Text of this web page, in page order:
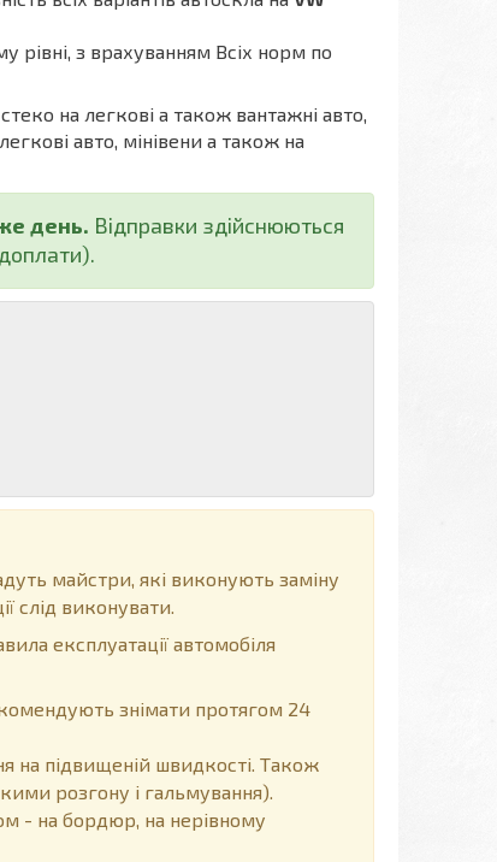
рівні, з врахуванням Всіх норм по
на легкові а також вантажні авто,
авто, мінівени а також на
день. Відправки здійснюються
майстри, які виконують заміну
слід виконувати.
експлуатації автомобіля
знімати протягом 24
на підвищеній швидкості. Також
розгону і гальмування).
- на бордюр, на нерівному